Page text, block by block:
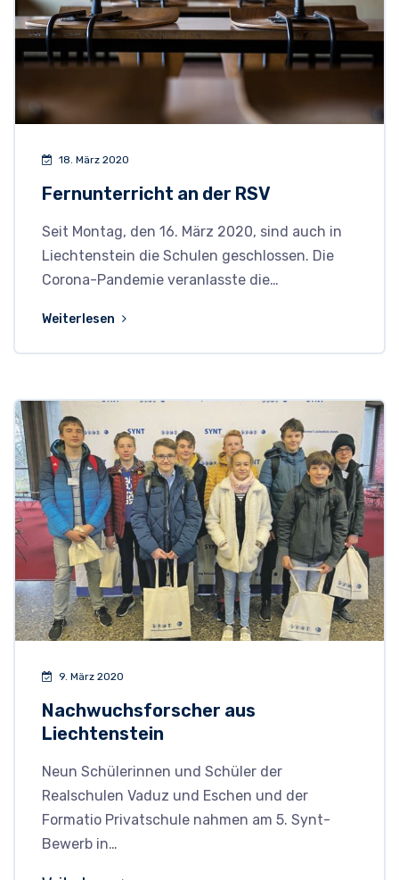
18. März 2020
Fernunterricht an der RSV
Seit Montag, den 16. März 2020, sind auch in
Liechtenstein die Schulen geschlossen. Die
Corona-Pandemie veranlasste die…
Weiterlesen
9. März 2020
Nachwuchsforscher aus
Liechtenstein
Neun Schülerinnen und Schüler der
Realschulen Vaduz und Eschen und der
Formatio Privatschule nahmen am 5. Synt-
Bewerb in…